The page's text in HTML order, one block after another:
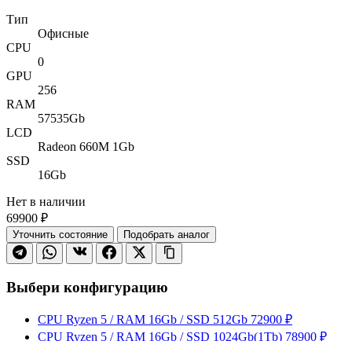
Тип
Офисные
CPU
0
GPU
256
RAM
57535Gb
LCD
Radeon 660M 1Gb
SSD
16Gb
Нет в наличии
69900 ₽
Уточнить состояние Подобрать аналог
Выбери конфигурацию
CPU Ryzen 5 / RAM 16Gb / SSD 512Gb 72900 ₽
CPU Ryzen 5 / RAM 16Gb / SSD 1024Gb(1Tb) 78900 ₽